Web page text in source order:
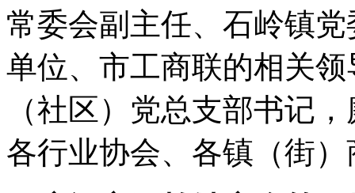
常委会副主任、石岭镇
单位、市工商联的相关
（社区）党总支部书记
各行业协会、各镇（街